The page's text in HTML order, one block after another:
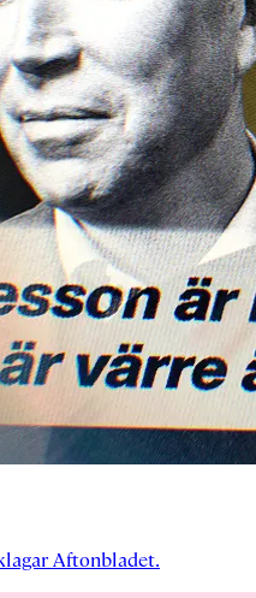
Aftonbladet.